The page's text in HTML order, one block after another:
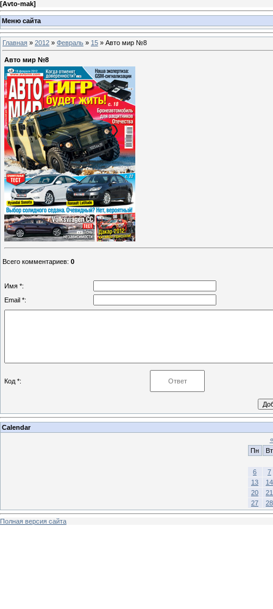
[Avto-mak]
Меню сайта
Главная » 2012 » Февраль » 15 » Авто мир №8
Авто мир №8
Всего комментариев: 0
Имя *:
Email *:
Код *:
Calendar
«
Пн
Вт
6
7
13
14
20
21
27
28
Полная версия сайта